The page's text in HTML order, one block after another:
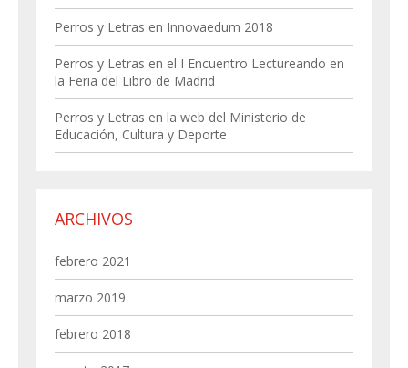
Perros y Letras en Innovaedum 2018
Perros y Letras en el I Encuentro Lectureando en
la Feria del Libro de Madrid
Perros y Letras en la web del Ministerio de
Educación, Cultura y Deporte
ARCHIVOS
febrero 2021
marzo 2019
febrero 2018